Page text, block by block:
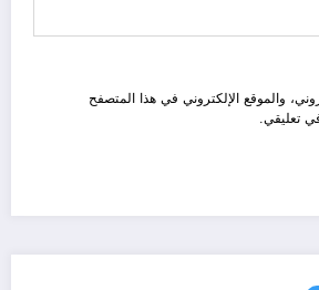
والموقع الإلكتروني في هذا المتصفح
تعليقي.